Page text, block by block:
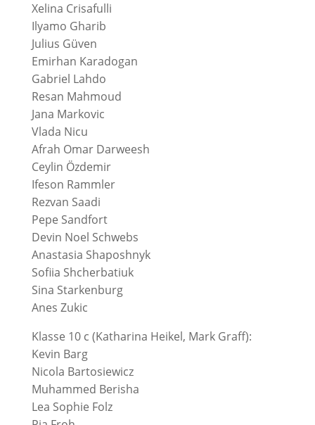
Xelina Crisafulli
Ilyamo Gharib
Julius Güven
Emirhan Karadogan
Gabriel Lahdo
Resan Mahmoud
Jana Markovic
Vlada Nicu
Afrah Omar Darweesh
Ceylin Özdemir
Ifeson Rammler
Rezvan Saadi
Pepe Sandfort
Devin Noel Schwebs
Anastasia Shaposhnyk
Sofiia Shcherbatiuk
Sina Starkenburg
Anes Zukic
Klasse 10 c (Katharina Heikel, Mark Graff):
Kevin Barg
Nicola Bartosiewicz
Muhammed Berisha
Lea Sophie Folz